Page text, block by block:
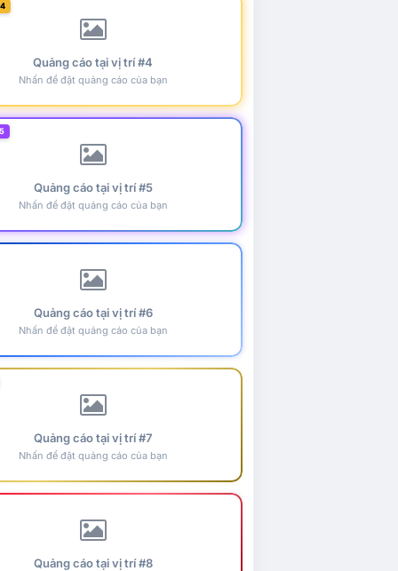
Quảng cáo tại vị trí #4
Nhấn để đặt quảng cáo của bạn
Quảng cáo tại vị trí #5
Nhấn để đặt quảng cáo của bạn
Quảng cáo tại vị trí #6
Nhấn để đặt quảng cáo của bạn
Quảng cáo tại vị trí #7
Nhấn để đặt quảng cáo của bạn
Quảng cáo tại vị trí #8